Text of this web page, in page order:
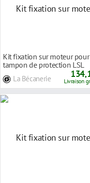
Kit fixation sur moteur pour
tampon de protection LSL
La Bécanerie Livraison